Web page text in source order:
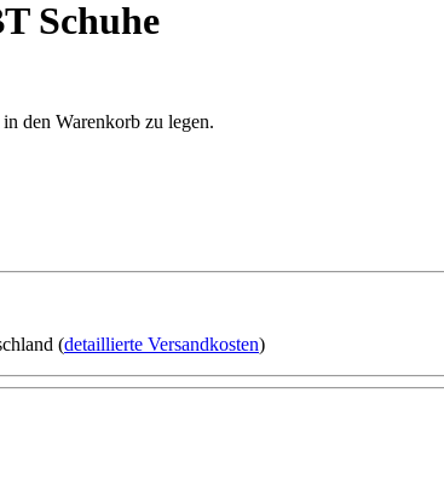
Schuhe
den Warenkorb zu legen.
(detaillierte Versandkosten)